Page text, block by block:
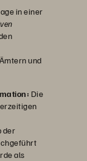
in einer
und
Die
der
als